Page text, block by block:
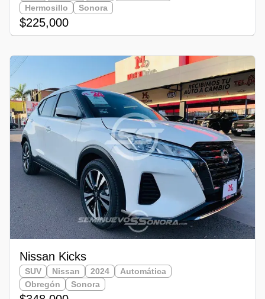
Hermosillo
Sonora
$225,000
Nissan Kicks
SUV Nissan 2024
Automática
Obregón
Sonora